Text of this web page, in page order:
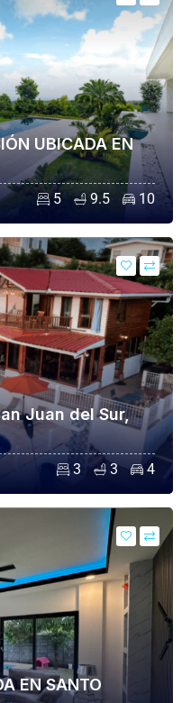
UBICADA EN
5 9.5 10
Juan del Sur,
3 3 4
EN SANTO